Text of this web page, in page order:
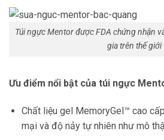
Túi ngực Mentor được FDA chứng nhận
gia trên thế giới
Ưu điểm nổi bật của túi ngực
Chất liệu gel MemoryGel™ cao
mại và độ nảy tự nhiên như mô